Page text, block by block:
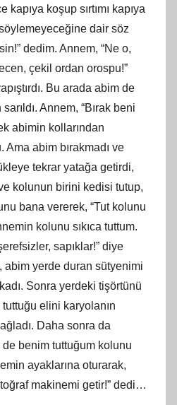
koşup sırtımı kapıya
ine dair söz
dedim. Annem, “Ne o,
çekil ordan orospu!”
Bu arada abim de
Annem, “Bırak beni
abimin kollarından
Ama abim bırakmadı ve
tekrar yatağa getirdi,
kolunun birini kedisi tutup,
bana vererek, “Tut kolunu
kolunu sıkıca tuttum.
sapıklar!” diye
abim yerde duran sütyenimi
Sonra yerdeki tişörtünü
elini karyolanın
Daha sonra da
benim tuttuğum kolunu
ayaklarına oturarak,
rafmakinemi getir!” dedi…